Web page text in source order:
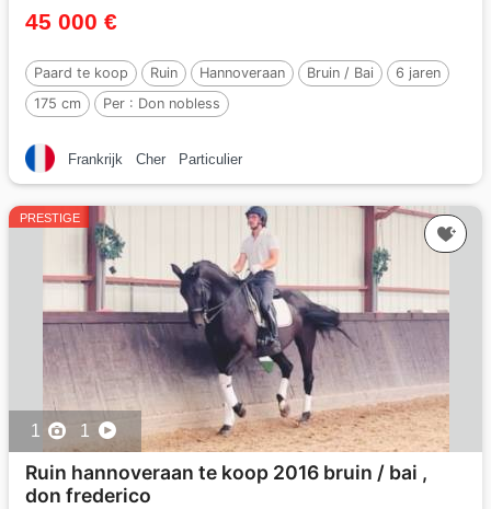
45 000 €
Paard te koop Ruin Hannoveraan Bruin / Bai
6 jaren
175 cm
Per : Don nobless
Frankrijk Cher Particulier
PRESTIGE
1 1
Ruin hannoveraan te koop 2016 bruin / bai ,
don frederico